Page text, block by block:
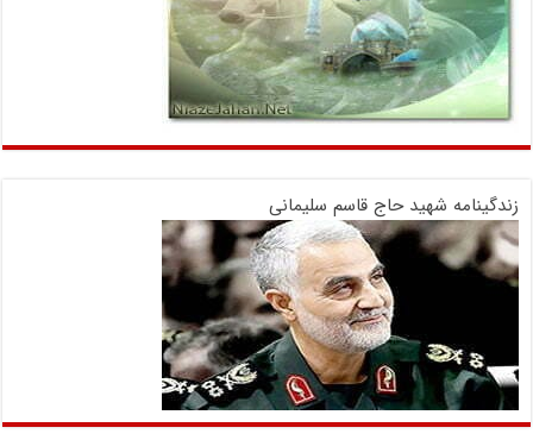
زندگینامه شهید حاج قاسم سلیمانی